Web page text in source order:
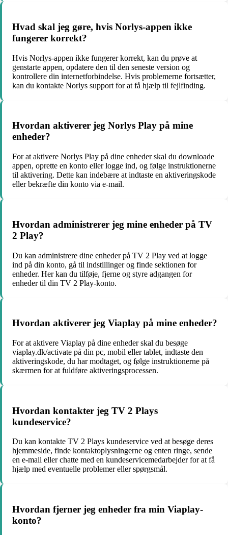
Hvad skal jeg gøre, hvis Norlys-appen ikke
fungerer korrekt?
Hvis Norlys-appen ikke fungerer korrekt, kan du prøve at
genstarte appen, opdatere den til den seneste version og
kontrollere din internetforbindelse. Hvis problemerne fortsætter,
kan du kontakte Norlys support for at få hjælp til fejlfinding.
Hvordan aktiverer jeg Norlys Play på mine
enheder?
For at aktivere Norlys Play på dine enheder skal du downloade
appen, oprette en konto eller logge ind, og følge instruktionerne
til aktivering. Dette kan indebære at indtaste en aktiveringskode
eller bekræfte din konto via e-mail.
Hvordan administrerer jeg mine enheder på TV
2 Play?
Du kan administrere dine enheder på TV 2 Play ved at logge
ind på din konto, gå til indstillinger og finde sektionen for
enheder. Her kan du tilføje, fjerne og styre adgangen for
enheder til din TV 2 Play-konto.
Hvordan aktiverer jeg Viaplay på mine enheder?
For at aktivere Viaplay på dine enheder skal du besøge
viaplay.dk/activate på din pc, mobil eller tablet, indtaste den
aktiveringskode, du har modtaget, og følge instruktionerne på
skærmen for at fuldføre aktiveringsprocessen.
Hvordan kontakter jeg TV 2 Plays
kundeservice?
Du kan kontakte TV 2 Plays kundeservice ved at besøge deres
hjemmeside, finde kontaktoplysningerne og enten ringe, sende
en e-mail eller chatte med en kundeservicemedarbejder for at få
hjælp med eventuelle problemer eller spørgsmål.
Hvordan fjerner jeg enheder fra min Viaplay-
konto?